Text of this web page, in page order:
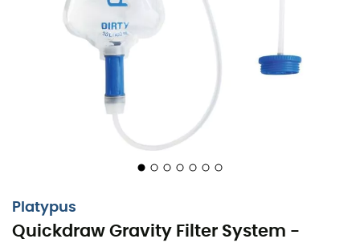
Platypus
Quickdraw Gravity Filter System -